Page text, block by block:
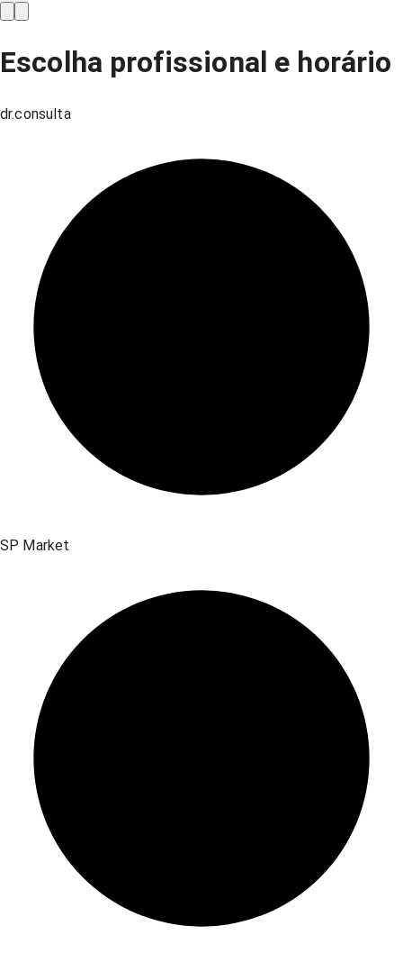
Escolha profissional e horário
dr.consulta
SP Market